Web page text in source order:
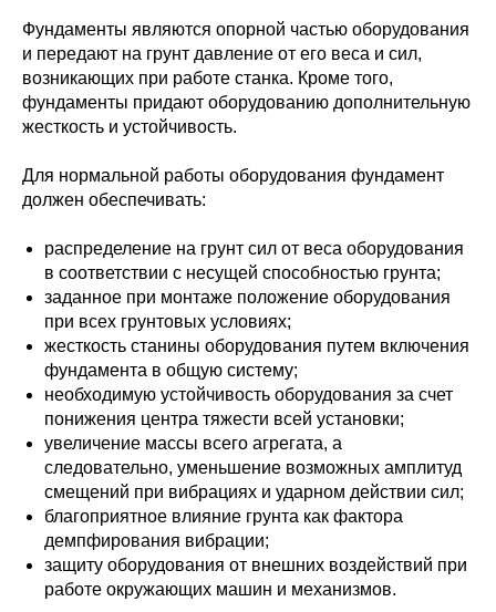
Фундаменты являются опорной частью оборудования
и передают на грунт давление от его веса и сил,
возникающих при работе станка. Кроме того,
фундаменты придают оборудованию дополнительную
жесткость и устойчивость.
Для нормальной работы оборудования фундамент
должен обеспечивать:
распределение на грунт сил от веса оборудования
в соответствии с несущей способностью грунта;
заданное при монтаже положение оборудования
при всех грунтовых условиях;
жесткость станины оборудования путем включения
фундамента в общую систему;
необходимую устойчивость оборудования за счет
понижения центра тяжести всей установки;
увеличение массы всего агрегата, а
следовательно, уменьшение возможных амплитуд
смещений при вибрациях и ударном действии сил;
благоприятное влияние грунта как фактора
демпфирования вибрации;
защиту оборудования от внешних воздействий при
работе окружающих машин и механизмов.